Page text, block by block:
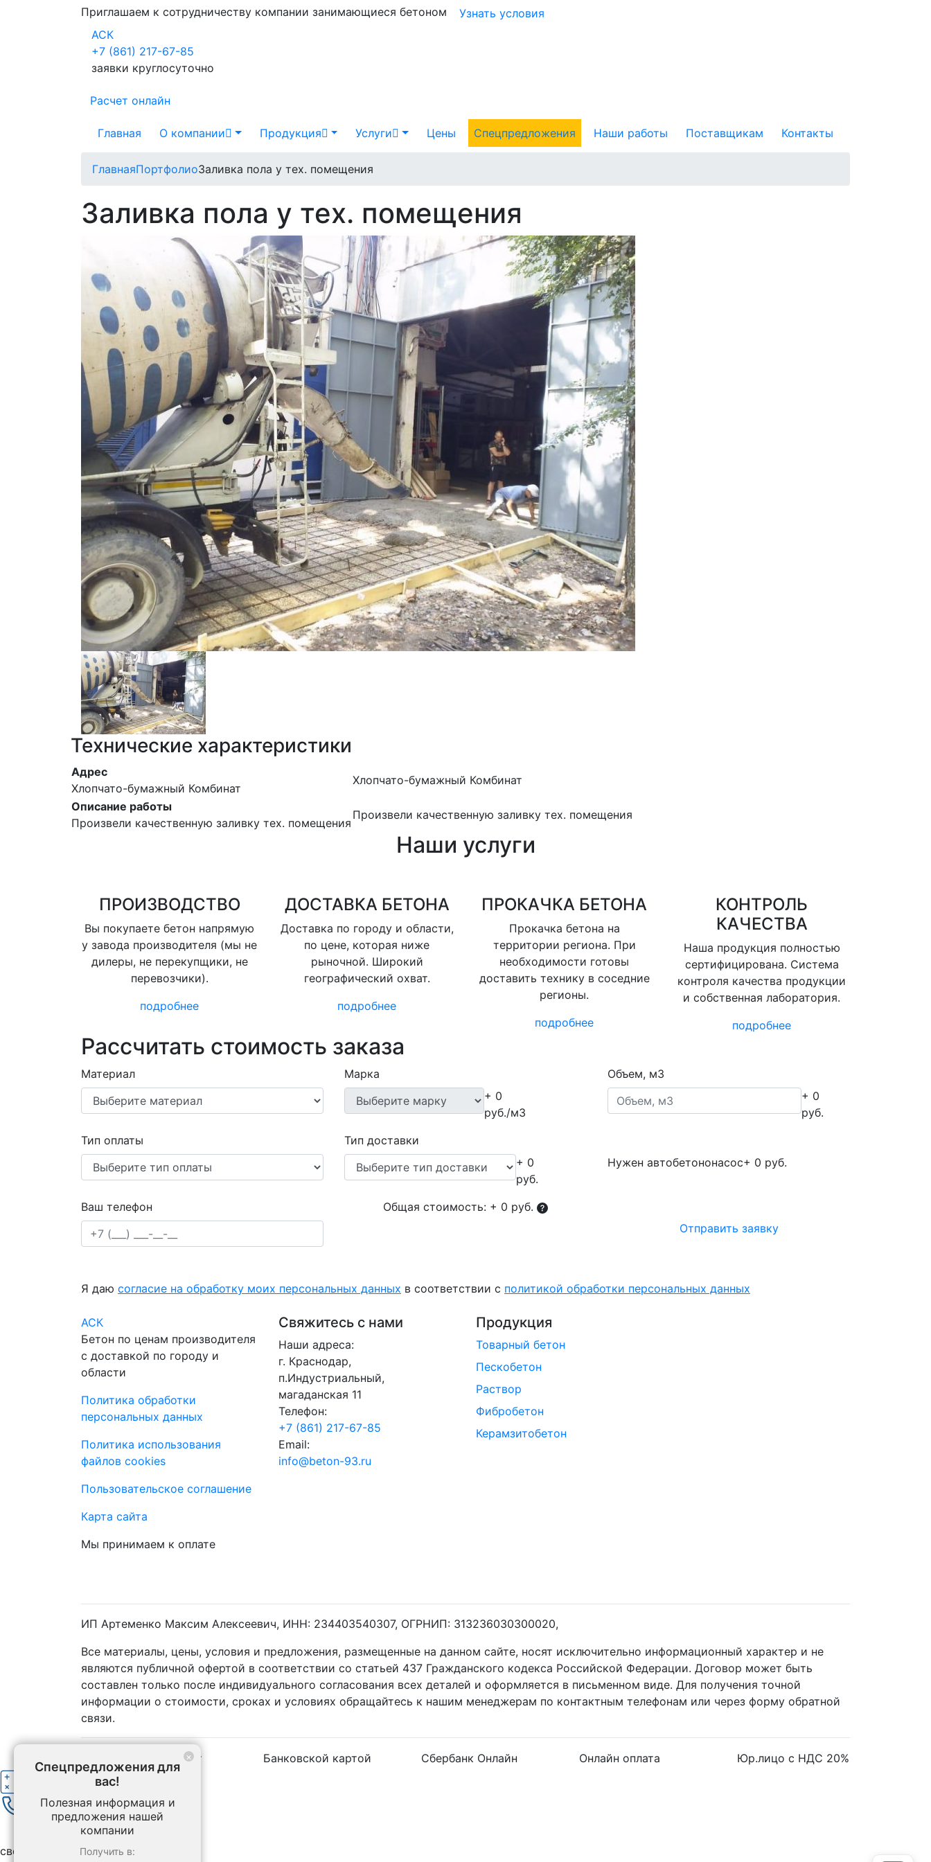
Приглашаем к сотрудничеству компании занимающиеся бетоном
Узнать условия
АСК
+7 (861) 217-67-85
заявки круглосуточно
Расчет онлайн
Главная О компании Продукция Услуги Цены Спецпредложения Наши работы Поставщикам Контакты
ГлавнаяПортфолиоЗаливка пола у тех. помещения
Заливка пола у тех. помещения
Технические характеристики
Адрес
Хлопчато-бумажный Комбинат
Хлопчато-бумажный Комбинат
Описание работы
Произвели качественную заливку тех. помещения
Произвели качественную заливку тех. помещения
Наши услуги
ПРОИЗВОДСТВО
Вы покупаете бетон напрямую
у завода производителя (мы не
дилеры, не перекупщики, не
перевозчики).
подробнее
ДОСТАВКА БЕТОНА
Доставка по городу и области,
по цене, которая ниже
рыночной. Широкий
географический охват.
подробнее
ПРОКАЧКА БЕТОНА
Прокачка бетона на
территории региона. При
необходимости готовы
доставить технику в соседние
регионы.
подробнее
КОНТРОЛЬ
КАЧЕСТВА
Наша продукция полностью
сертифицирована. Система
контроля качества продукции
и собственная лаборатория.
подробнее
Рассчитать стоимость заказа
Материал
Марка
+ 0
руб./м3
Объем, м3
+ 0
руб.
Тип оплаты
Тип доставки
+ 0
руб.
Нужен автобетононасос+ 0 руб.
Ваш телефон Общая стоимость: + 0 руб.
Отправить заявку
Я даю согласие на обработку моих персональных данных в соответствии с политикой обработки персональных данных
АСК
Бетон по ценам производителя
с доставкой по городу и
области
Политика обработки
персональных данных
Политика использования
файлов cookies
Пользовательское соглашение
Карта сайта
Мы принимаем к оплате
Свяжитесь с нами
Наши адреса:
г. Краснодар,
п.Индустриальный,
магаданская 11
Телефон:
+7 (861) 217-67-85
Email:
info@beton-93.ru
Продукция
Товарный бетон
Пескобетон
Раствор
Фибробетон
Керамзитобетон
ИП Артеменко Максим Алексеевич, ИНН: 234403540307, ОГРНИП: 313236030300020,
Все материалы, цены, условия и предложения, размещенные на данном сайте, носят исключительно информационный характер и не
являются публичной офертой в соответствии со статьей 437 Гражданского кодекса Российской Федерации. Договор может быть
составлен только после индивидуального согласования всех деталей и оформляется в письменном виде. Для получения точной
информации о стоимости, сроках и условиях обращайтесь к нашим менеджерам по контактным телефонам или через форму обратной
связи.
Наличный расчёт Банковской картой Сбербанк Онлайн Онлайн оплата Юр.лицо с НДС 20%
Спецпредложения для
вас!
×
Полезная информация и
предложения нашей
компании
Получить в:
Рассчитать стоимость бетона
Позвоните нам
Спецпредложения
свернуть